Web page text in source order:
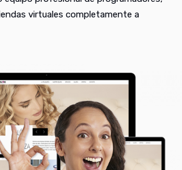
virtuales completamente a